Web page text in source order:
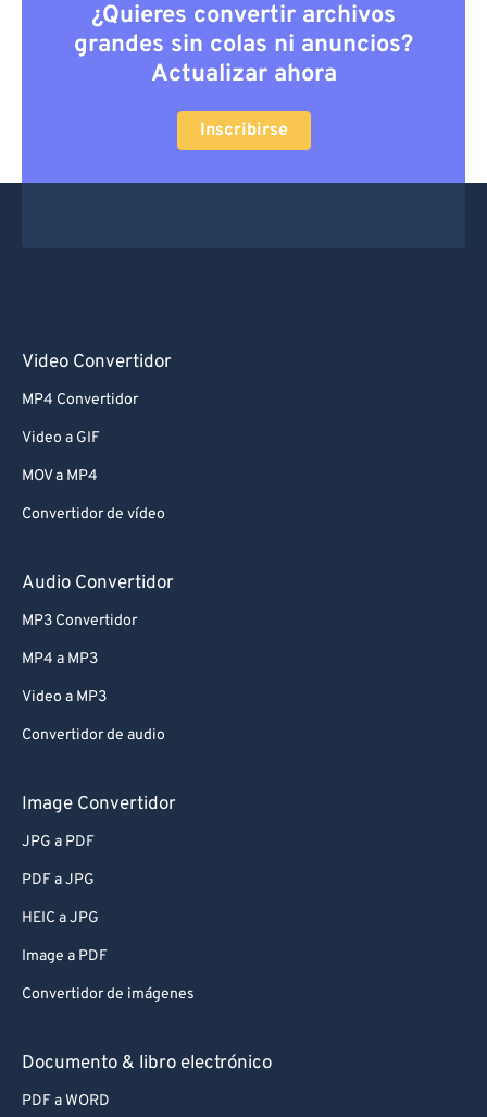
¿Quieres convertir archivos
grandes sin colas ni anuncios?
Actualizar ahora
Inscribirse
Video Convertidor
MP4 Convertidor
Video a GIF
MOV a MP4
Convertidor de vídeo
Audio Convertidor
MP3 Convertidor
MP4 a MP3
Video a MP3
Convertidor de audio
Image Convertidor
JPG a PDF
PDF a JPG
HEIC a JPG
Image a PDF
Convertidor de imágenes
Documento & libro electrónico
PDF a WORD